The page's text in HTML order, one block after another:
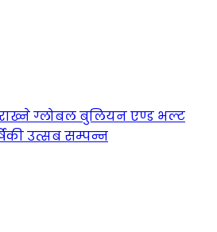
ग्लोबल बुलियन एण्ड भल्ट
उत्सब सम्पन्न